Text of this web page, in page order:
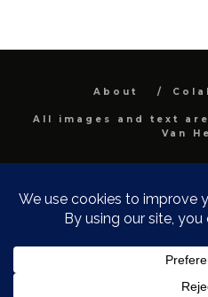
About
All images and text
Van